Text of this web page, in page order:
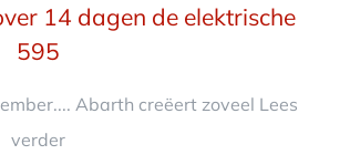
14 dagen de elektrische
595
Abarth creëert zoveel Lees
verder